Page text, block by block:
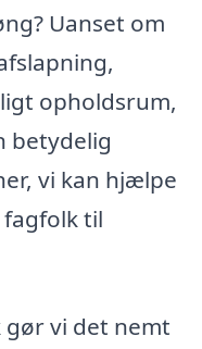
Uanset om
opholdsrum,
betydelig
vi kan hjælpe
til
vi det nemt